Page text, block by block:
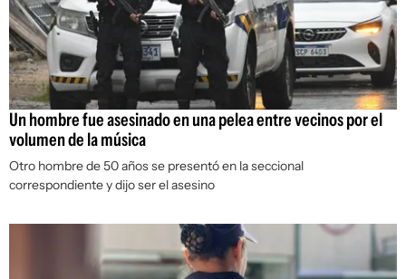
Un hombre fue asesinado en una pelea entre vecinos por el
volumen de la música
Otro hombre de 50 años se presentó en la seccional
correspondiente y dijo ser el asesino